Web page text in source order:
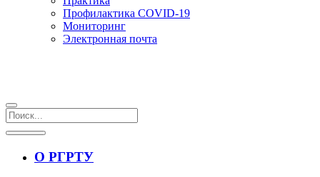
Профилактика COVID-19
Мониторинг
Электронная почта
О РГРТУ